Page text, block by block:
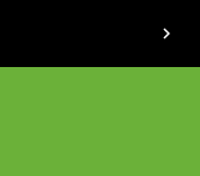
chevron_right